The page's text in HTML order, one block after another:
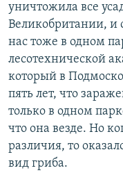
уничтожила все
Великобритании, и
нас тоже в одном
лесотехнической
который в
пять лет, что
только в одном
что она везде. Но
различия, то
вид гриба.